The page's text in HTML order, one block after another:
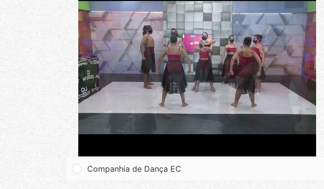
Companhia de Dança EC